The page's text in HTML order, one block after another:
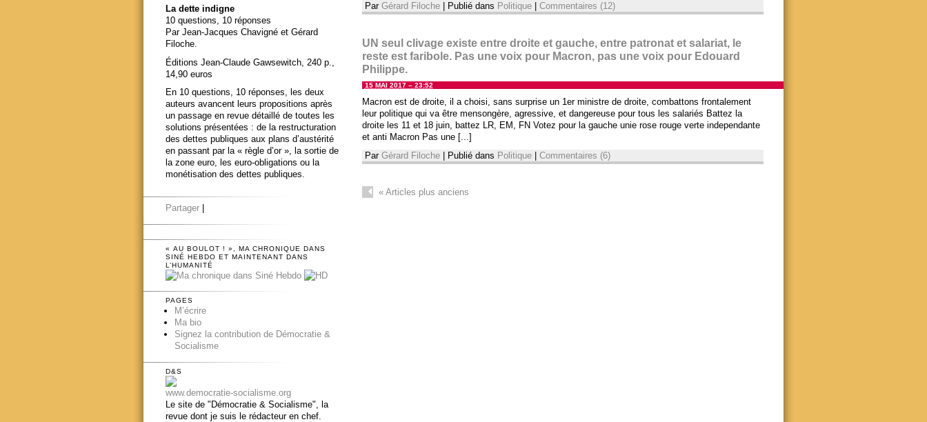
Par Gérard Filoche Publié dans Politique Commentaires (12)
UN seul clivage existe entre droite et gauche, entre patronat et salariat, le
reste est faribole. Pas une voix pour Macron, pas une voix pour Edouard
Philippe.
15 MAI 2017 – 23:52
Macron est de droite, il a choisi, sans surprise un 1er ministre de droite, combattons frontalement
leur politique qui va être mensongère, agressive, et dangereuse pour tous les salariés Battez la
droite les 11 et 18 juin, battez LR, EM, FN Votez pour la gauche unie rose rouge verte independante
et anti Macron Pas une [...]
Par Gérard Filoche | Publié dans Politique | Commentaires (6)
«Articles plus anciens
La dette indigne
10 questions, 10 réponses
Par Jean-Jacques Chavigné et Gérard
Filoche.
Éditions Jean-Claude Gawsewitch, 240 p.,
14,90 euros
En 10 questions, 10 réponses, les deux
auteurs avancent leurs propositions après
un passage en revue détaillé de toutes les
solutions présentées : de la restructuration
des dettes publiques aux plans d’austérité
en passant par la « règle d’or », la sortie de
la zone euro, les euro-obligations ou la
monétisation des dettes publiques.
Partager
« AU BOULOT ! », MA CHRONIQUE DANS
SINÉ HEBDO ET MAINTENANT DANS
L’HUMANITÉ
PAGES
M’écrire
Ma bio
Signez la contribution de Démocratie &
Socialisme
D&S
www.democratie-socialisme.org
Le site de "Démocratie & Socialisme", la
revue dont je suis le rédacteur en chef.